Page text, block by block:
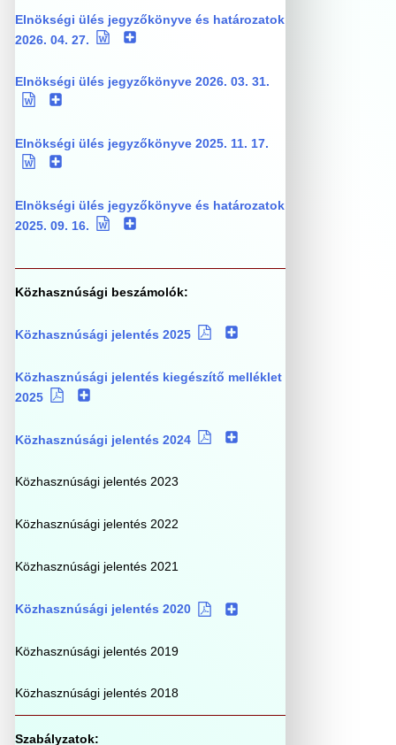
Elnökségi ülés jegyzőkönyve és határozatok
2026. 04. 27.
Elnökségi ülés jegyzőkönyve 2026. 03. 31.
Elnökségi ülés jegyzőkönyve 2025. 11. 17.
Elnökségi ülés jegyzőkönyve és határozatok
2025. 09. 16.
Közhasznúsági beszámolók:
Közhasznúsági jelentés 2025
Közhasznúsági jelentés kiegészítő melléklet
2025
Közhasznúsági jelentés 2024
Közhasznúsági jelentés 2023
Közhasznúsági jelentés 2022
Közhasznúsági jelentés 2021
Közhasznúsági jelentés 2020
Közhasznúsági jelentés 2019
Közhasznúsági jelentés 2018
Szabályzatok: